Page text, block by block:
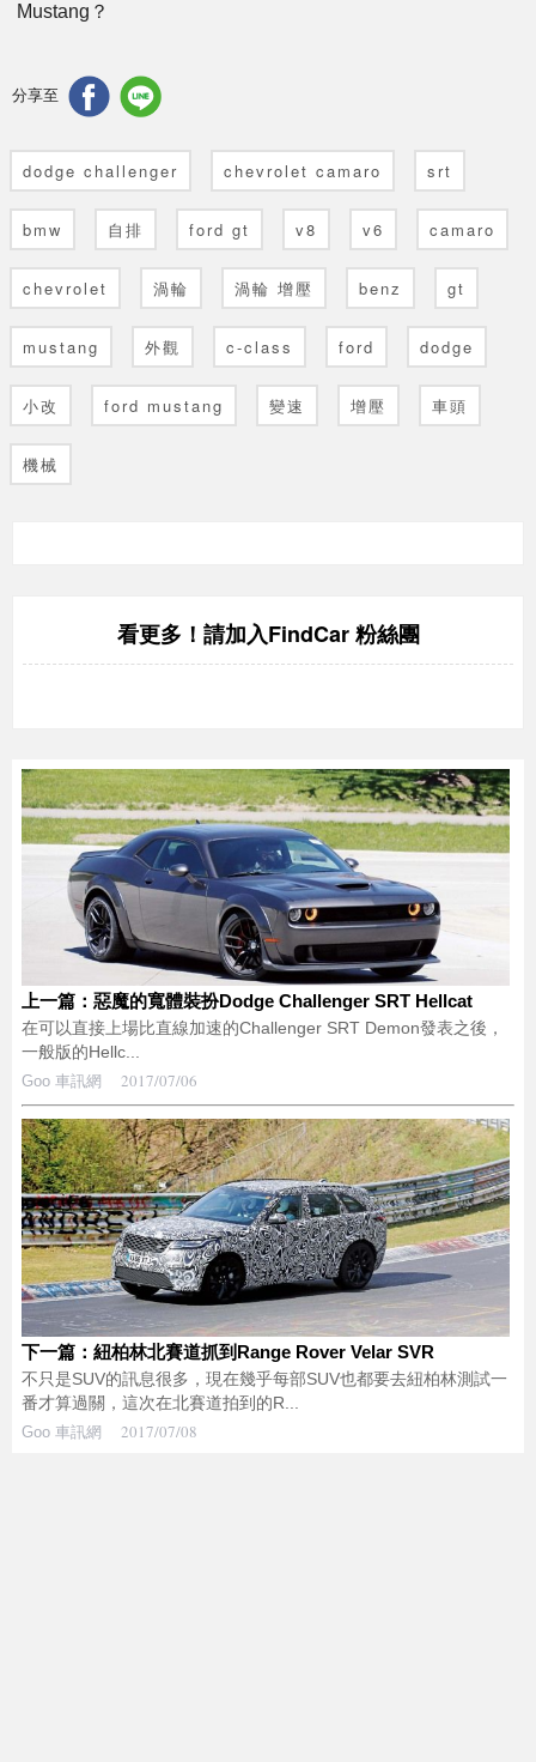
Mustang？
分享至
dodge challenger chevrolet camaro srt
bmw 自排 ford gt v8 v6 camaro
chevrolet 渦輪 渦輪 增壓 benz gt
mustang 外觀 c-class ford dodge
小改 ford mustang 變速 增壓 車頭
機械
看更多！請加入FindCar 粉絲團
上一篇：惡魔的寬體裝扮Dodge Challenger SRT Hellcat
在可以直接上場比直線加速的Challenger SRT Demon發表之後，
一般版的Hellc...
Goo 車訊網 2017/07/06
下一篇：紐柏林北賽道抓到Range Rover Velar SVR
不只是SUV的訊息很多，現在幾乎每部SUV也都要去紐柏林測試一
番才算過關，這次在北賽道拍到的R...
Goo 車訊網 2017/07/08